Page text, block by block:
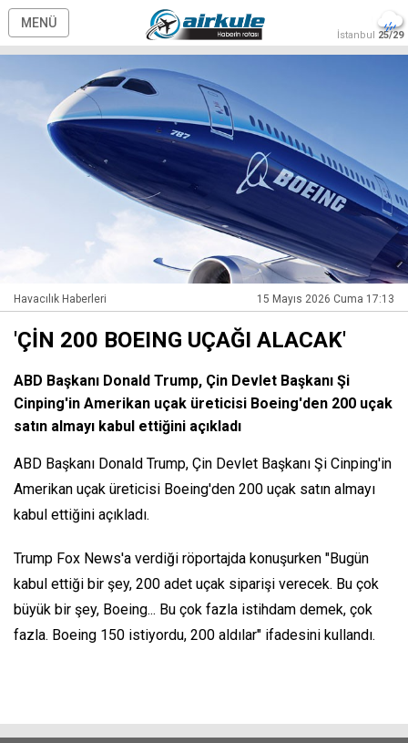
MENÜ
İstanbul 25/29
Havacılık Haberleri 15 Mayıs 2026 Cuma 17:13
'ÇİN 200 BOEING UÇAĞI ALACAK'
ABD Başkanı Donald Trump, Çin Devlet Başkanı Şi
Cinping'in Amerikan uçak üreticisi Boeing'den 200 uçak
satın almayı kabul ettiğini açıkladı
ABD Başkanı Donald Trump, Çin Devlet Başkanı Şi Cinping'in
Amerikan uçak üreticisi Boeing'den 200 uçak satın almayı
kabul ettiğini açıkladı.
Trump Fox News'a verdiği röportajda konuşurken "Bugün
kabul ettiği bir şey, 200 adet uçak siparişi verecek. Bu çok
büyük bir şey, Boeing... Bu çok fazla istihdam demek, çok
fazla. Boeing 150 istiyordu, 200 aldılar" ifadesini kullandı.